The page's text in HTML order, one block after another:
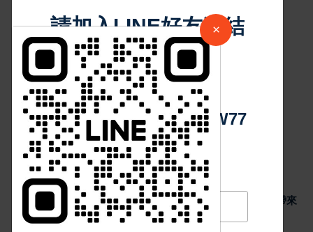
48 Aug 05, 2026
最新消息
里德科訊進駐台中 協助製造業AI搜尋優化
GEO數位缺口
46 Aug 05, 2026
熱門新聞
最新消息
法國植萃保養品牌登台 VEINOFLUX帶來
夏日腿部保養新趨勢
請加入LINE好友連結
中 華 超 傳 媒
Https://reurl.cc/adqW77
×